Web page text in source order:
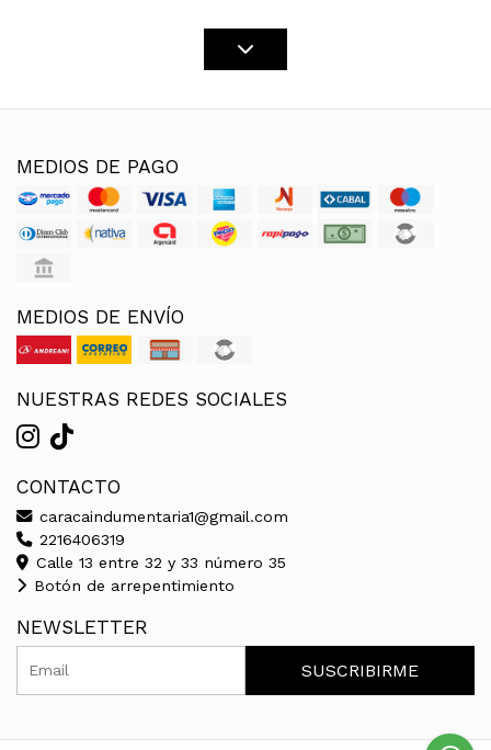
MEDIOS DE PAGO
MEDIOS DE ENVÍO
NUESTRAS REDES SOCIALES
CONTACTO
caracaindumentaria1@gmail.com
2216406319
Calle 13 entre 32 y 33 número 35
Botón de arrepentimiento
NEWSLETTER
SUSCRIBIRME